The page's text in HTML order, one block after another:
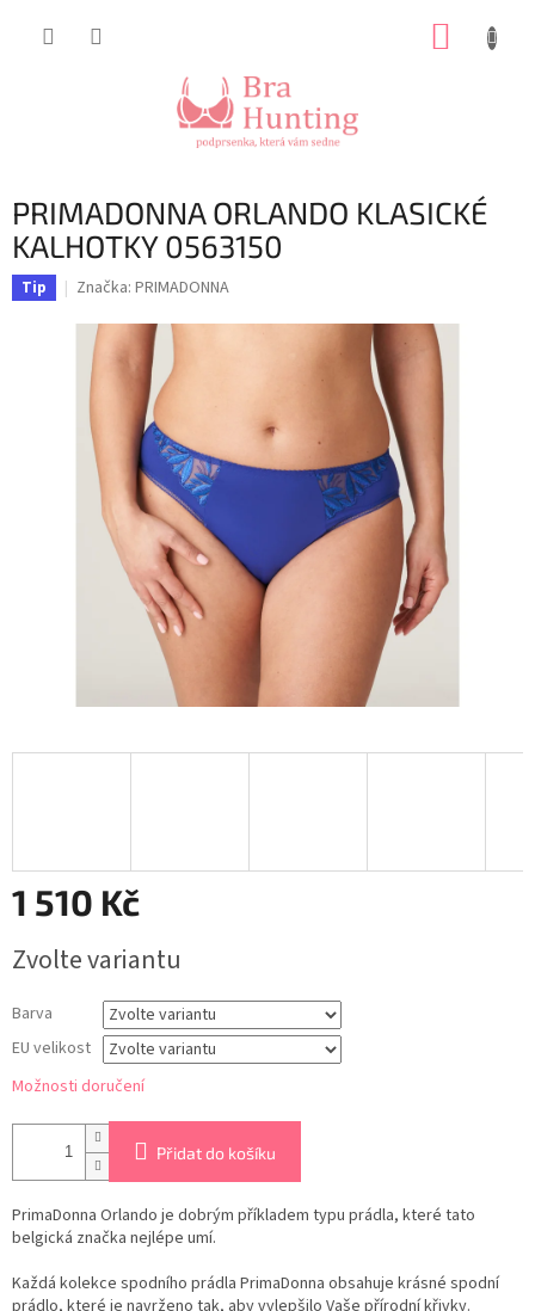
PRIMADONNA ORLANDO KLASICKÉ
KALHOTKY 0563150
Tip Značka: PRIMADONNA
1 510 Kč
cena:
Zvolte variantu
Barva
EU velikost
Možnosti doručení
Přidat do košíku
PrimaDonna Orlando je dobrým příkladem typu prádla, které tato
belgická značka nejlépe umí.
Každá kolekce spodního prádla PrimaDonna obsahuje krásné spodní